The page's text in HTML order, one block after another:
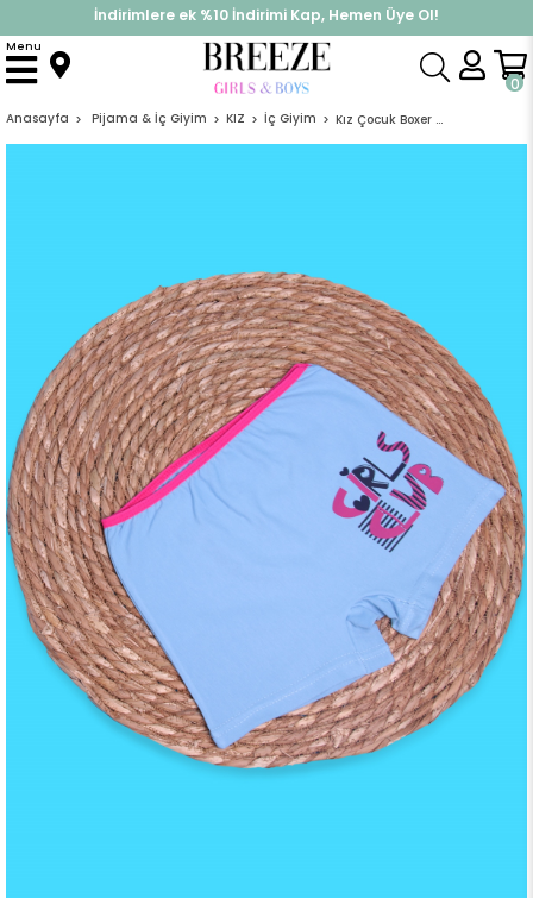
%30 Sepette Yaz İndirimi, Hemen Al!
İndirimlere ek %10 İndirimi Kap, Hemen Üye Ol!
0
Menu
Anasayfa Pijama & İç Giyim KIZ İç Giyim Kız Çocuk Boxer Yazı Baskılı Turkuaz (11 Yaş)